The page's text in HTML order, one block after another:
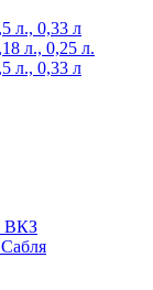
л., 0,33 л
л., 0,25 л.
л., 0,33 л
ВКЗ